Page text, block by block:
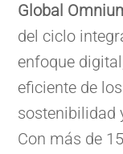
Global
del ciclo
enfoque
eficiente de
sostenibilidad
Con más de